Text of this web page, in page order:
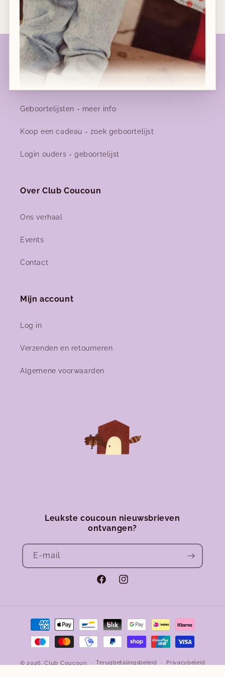
Geboortelijsten
Geboortelijsten - meer info
Koop een cadeau - zoek geboortelijst
Login ouders - geboortelijst
Over Club Coucoun
Ons verhaal
Events
Contact
Mijn account
Log in
Verzenden en retourneren
Algemene voorwaarden
Leukste coucoun nieuwsbrieven
ontvangen?
E‑mail
FacebookInstagram
Betaalmethoden
© 2026,Club Coucoun Terugbetalingsbeleid Privacybeleid
Nieuwe collecties!
Nieuwe herfst-winter collecties in ons clubje &